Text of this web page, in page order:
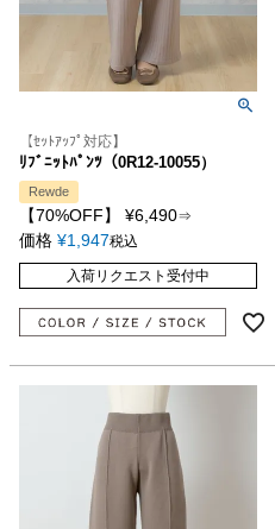
【ｾｯﾄｱｯﾌﾟ対応】
ﾘﾌﾞﾆｯﾄﾊﾟﾝﾂ（0R12-10055）
Rewde
【70%OFF】 ¥6,490⇒
価格 ¥1,947税込
入荷リクエスト受付中